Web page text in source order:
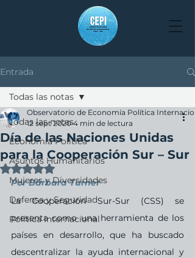
Entrada
Todas las notas
Economía Política
Asuntos Humanitarios
Mujeres y Diversidades
Defensa y Seguridad
Política Internacional
Todas las notas
Día de las Naciones Unidas
para la Cooperación Sur – Sur
Observatorio de Economía Política
12 sept 2020 4 min de lectura
Obtuvo NaN de 5 estrellas.
Por Bárbara Turner
La Cooperación Sur-Sur (CSS) se
presenta como una herramienta de los
países en desarrollo, que ha buscado
descentralizar la ayuda internacional y